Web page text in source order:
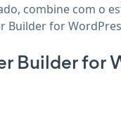
combine com o
Builder for
Builder for